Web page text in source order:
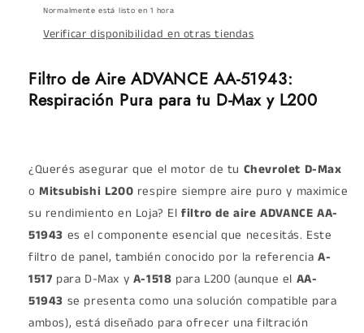
Normalmente está listo en 1 hora
Verificar disponibilidad en otras tiendas
Filtro de Aire ADVANCE AA-51943:
Respiración Pura para tu D-Max y L200
¿Querés asegurar que el motor de tu Chevrolet D-Max
oMitsubishi L200 respire siempre aire puro y maximice
su rendimiento en Loja? Elfiltro de aire ADVANCE AA-
51943 es el componente esencial que necesitás. Este
filtro de panel, también conocido por la referenciaA-
1517 para D-Max y A-1518 para L200 (aunque el AA-
51943 se presenta como una solución compatible para
ambos), está diseñado para ofrecer una filtración